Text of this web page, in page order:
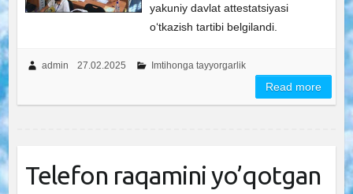
yakuniy davlat attestatsiyasi
oʻtkazish tartibi belgilandi.
admin 27.02.2025 Imtihonga tayyorgarlik
Read more
Telefon raqamini yo’qotgan